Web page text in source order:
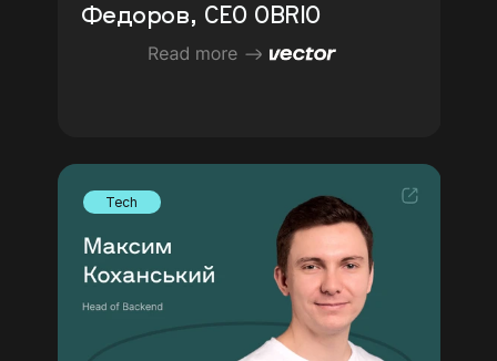
Федоров, CEO OBRIO
Tech